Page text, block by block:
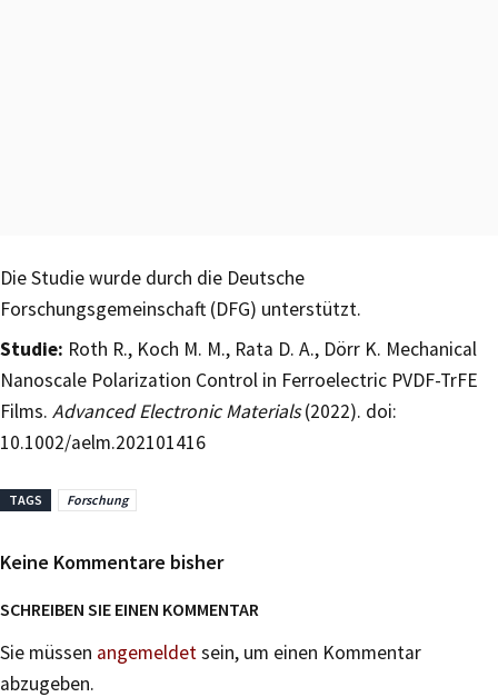
Die Studie wurde durch die Deutsche
Forschungsgemeinschaft (DFG) unterstützt.
Studie: Roth R., Koch M. M., Rata D. A., Dörr K. Mechanical
Nanoscale Polarization Control in Ferroelectric PVDF-TrFE
Films. Advanced Electronic Materials(2022). doi:
10.1002/aelm.202101416
TAGS Forschung
Keine Kommentare bisher
SCHREIBEN SIE EINEN KOMMENTAR
Sie müssen angemeldetsein, um einen Kommentar
abzugeben.